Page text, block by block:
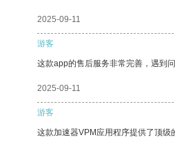
2025-09-11
游客
这款app的售后服务非常完善，遇到
2025-09-11
游客
这款加速器VPM应用程序提供了顶级